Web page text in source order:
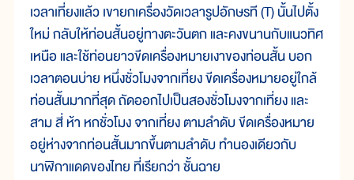
เวลาเที่ยงแล้ว เขายกเครื่องวัดเวลารูปอักษรที (T) นั้นไปตั้ง
ใหม่ กลับให้ท่อนสั้นอยู่ทางตะวันตก และคงขนานกับแนวทิศ
เหนือ และใช้ท่อนยาวขีดเครื่องหมายเงาของท่อนสั้น บอก
เวลาตอนบ่าย หนึ่งชั่วโมงจากเที่ยง ขีดเครื่องหมายอยู่ใกล้
ท่อนสั้นมากที่สุด ถัดออกไปเป็นสองชั่วโมงจากเที่ยง และ
สาม สี่ ห้า หกชั่วโมง จากเที่ยง ตามลำดับ ขีดเครื่องหมาย
อยู่ห่างจากท่อนสั้นมากขึ้นตามลำดับ ทำนองเดียวกับ
นาฬิกาแดดของไทย ที่เรียกว่า ชั้นฉาย